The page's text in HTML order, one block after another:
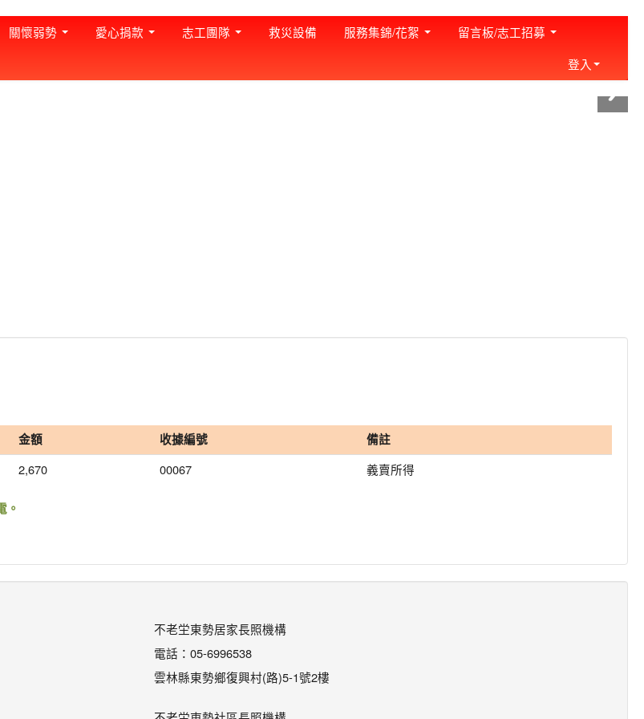
關懷弱勢 愛心捐款 志工團隊 救災設備 服務集錦/花絮
留言板/志工招募
登入
金額 收據編號
備註
2,670 00067 義賣所得
。
不老坣東勢居家長照機構
電話：05-6996538
雲林縣東勢鄉復興村(路)5-1號2樓